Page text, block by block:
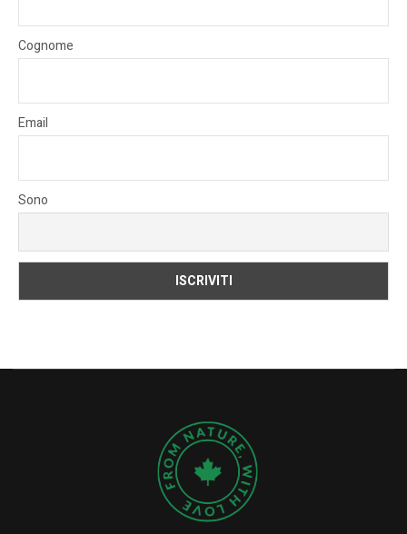
Cognome
Email
Sono